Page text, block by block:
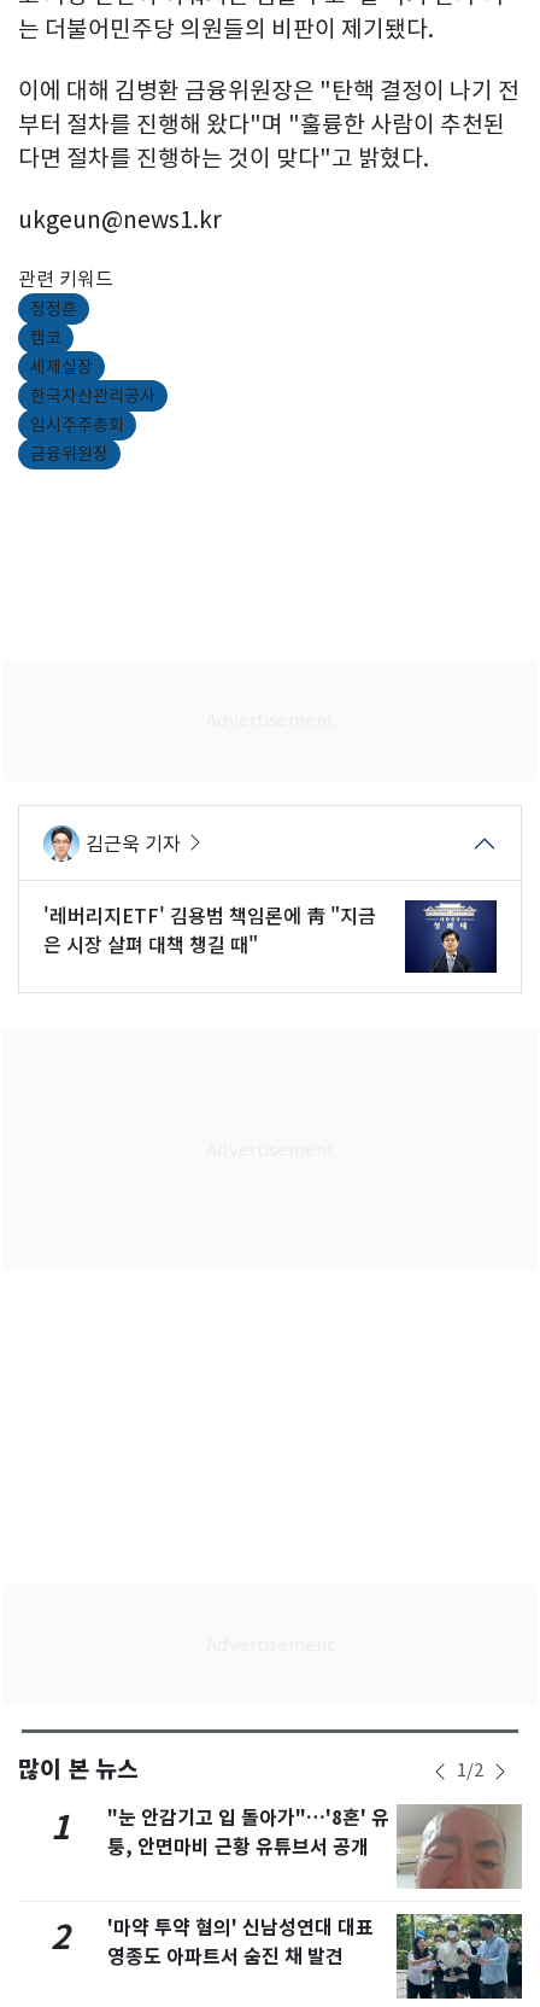
는 더불어민주당 의원들의 비판이 제기됐다.
이에 대해 김병환 금융위원장은 "탄핵 결정이 나기 전
부터 절차를 진행해 왔다"며 "훌륭한 사람이 추천된
다면 절차를 진행하는 것이 맞다"고 밝혔다.
ukgeun@news1.kr
관련 키워드
정정훈
캠코
세제실장
한국자산관리공사
임시주주총회
금융위원장
김근욱 기자
'레버리지ETF' 김용범 책임론에 靑 "지금
은 시장 살펴 대책 챙길 때"
많이 본 뉴스 1/2
1
"눈 안감기고 입 돌아가"…'8혼' 유
퉁, 안면마비 근황 유튜브서 공개
2
'마약 투약 혐의' 신남성연대 대표
영종도 아파트서 숨진 채 발견